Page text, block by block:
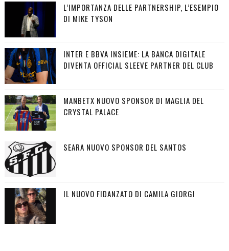
L’IMPORTANZA DELLE PARTNERSHIP, L’ESEMPIO
DI MIKE TYSON
INTER E BBVA INSIEME: LA BANCA DIGITALE
DIVENTA OFFICIAL SLEEVE PARTNER DEL CLUB
MANBETX NUOVO SPONSOR DI MAGLIA DEL
CRYSTAL PALACE
SEARA NUOVO SPONSOR DEL SANTOS
IL NUOVO FIDANZATO DI CAMILA GIORGI